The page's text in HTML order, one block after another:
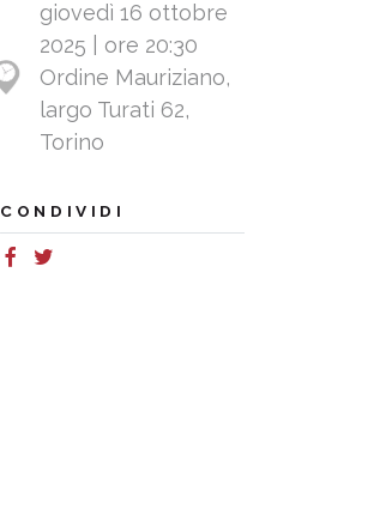
giovedì 16 ottobre
2025 | ore 20:30
Ordine Mauriziano,
largo Turati 62,
Torino
CONDIVIDI